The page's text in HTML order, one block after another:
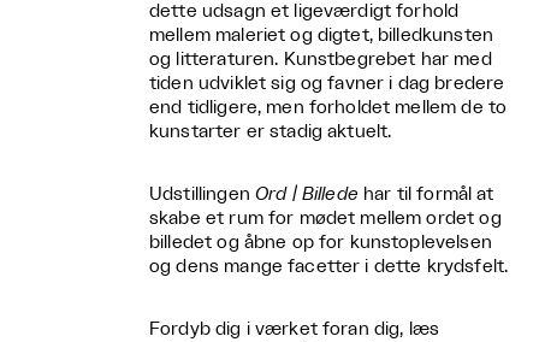
dette udsagn et ligeværdigt forhold
mellem maleriet og digtet, billedkunsten
og litteraturen. Kunstbegrebet har med
tiden udviklet sig og favner i dag bredere
end tidligere, men forholdet mellem de to
kunstarter er stadig aktuelt.
Udstillingen Ord | Billede har til formål at
skabe et rum for mødet mellem ordet og
billedet og åbne op for kunstoplevelsen
og dens mange facetter i dette krydsfelt.
Fordyb dig i værket foran dig, læs